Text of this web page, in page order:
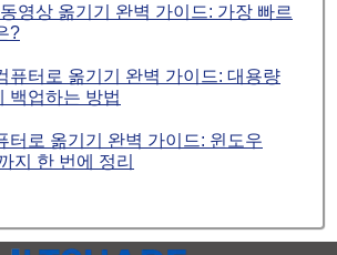
영상 옮기기 완벽 가이드: 가장 빠르
?
퓨터로 옮기기 완벽 가이드: 대용량
백업하는 방법
터로 옮기기 완벽 가이드: 윈도우
지 한 번에 정리